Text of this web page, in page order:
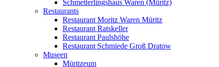
Schmetterlingshaus Waren (Müritz)
Restaurants
Restaurant Moritz Waren Müritz
Restaurant Ratskeller
Restaurant Paulshöhe
Restaurant Schmiede Groß Dratow
Museen
Müritzeum